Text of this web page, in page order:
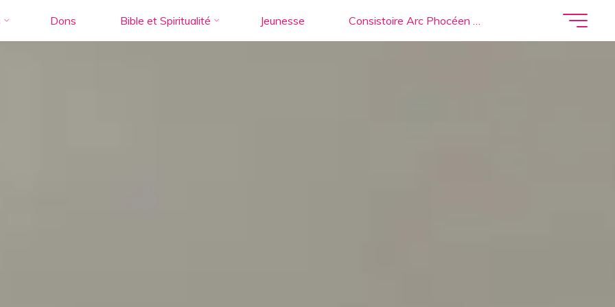
Dons Bible et Spiritualité Jeunesse Consistoire Arc Phocéen …